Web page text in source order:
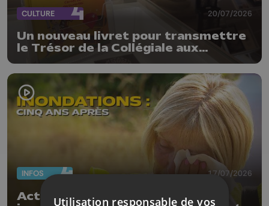
CULTURE 20/07/2026
Un nouveau livret pour transmettre
le Trésor de la Collégiale aux
enfants
INFOS 17/07/2026
Actus de la semaine : 5 ans des
Utilisation responsable de vos